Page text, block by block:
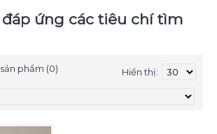
đáp ứng các tiêu chí tìm
phẩm (0) Hiển thị: